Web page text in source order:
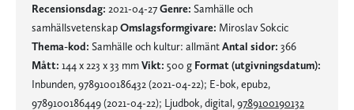
Recensionsdag: 2021-04-27Genre: Samhälle och
samhällsvetenskapOmslagsformgivare: Miroslav Sokcic
Thema-kod: Samhälle och kultur: allmäntAntal sidor: 366
Mått: 144 x 223 x 33 mmVikt: 500 g Format (utgivningsdatum):
Inbunden, 9789100186432 (2021-04-22); E-bok, epub2,
9789100186449 (2021-04-22); Ljudbok, digital,9789100190132